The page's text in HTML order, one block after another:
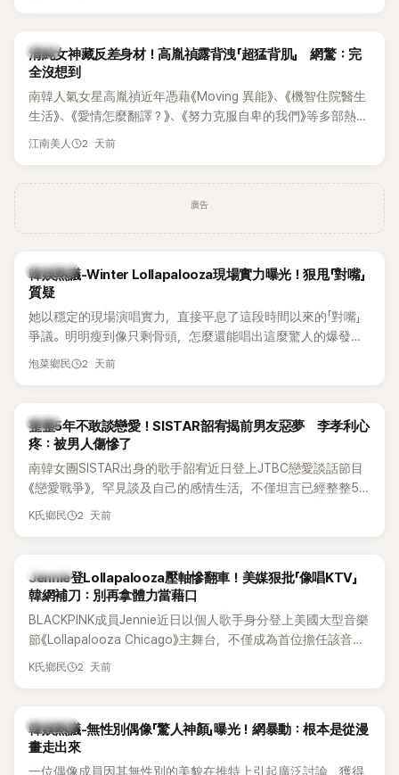
韓星
清純女神藏反差身材！高胤禎露背洩「超猛背肌」 網驚：完
全沒想到
南韓人氣女星高胤禎近年憑藉《Moving 異能》、《機智住院醫生
生活》、《愛情怎麼翻譯？》、《努力克服自卑的我們》等多部熱門
作品，躍升為韓劇新一代女神代表，不僅演技備受肯定，精緻
傻直呼：「原來她身材這麼猛！」
江南美人 2 天前
廣告
熱議討論
韓娛熱議-Winter Lollapalooza現場實力曝光！狠甩「對嘴」
質疑
她以穩定的現場演唱實力，直接平息了這段時間以來的「對嘴」
爭議。明明瘦到像只剩骨頭，怎麼還能唱出這麼驚人的爆發力
和音量？
泡菜鄉民 2 天前
韓星
整整5年不敢談戀愛！SISTAR韶宥揭前男友惡夢 李孝利心
疼：被男人傷慘了
南韓女團SISTAR出身的歌手韶宥近日登上JTBC戀愛談話節目
《戀愛戰爭》，罕見談及自己的感情生活，不僅坦言已經整整5
年沒有談戀愛，更首度透露空窗至今的原因，全與上一段戀情
K氏鄉民 2 天前
K-POP
Jennie登Lollapalooza壓軸慘翻車！美媒狠批「像唱KTV」
韓網補刀：別再拿體力當藉口
BLACKPINK成員Jennie近日以個人歌手身分登上美國大型音樂
節《Lollapalooza Chicago》主舞台，不僅成為首位擔任該音樂
節Headliner（壓軸主秀）的K-POP女SOLO歌手，寫下全新紀
形容整場演出「就像一場豪華KTV」。
K氏鄉民 2 天前
熱議討論
韓娛熱議-無性別偶像「驚人神顏」曝光！網暴動：根本是從漫
畫走出來
一位偶像成員因其無性別的美貌在推特上引起廣泛討論，獲得